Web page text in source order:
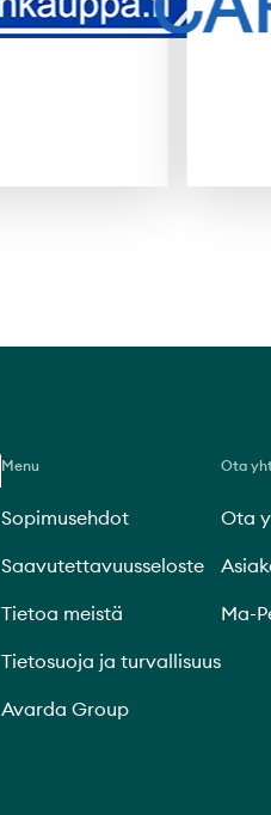
Menu
Sopimusehdot
Saavutettavuusseloste
Tietoa meistä
Tietosuoja ja turvallisuus
Avarda Group
Ota
Ota
Ma-